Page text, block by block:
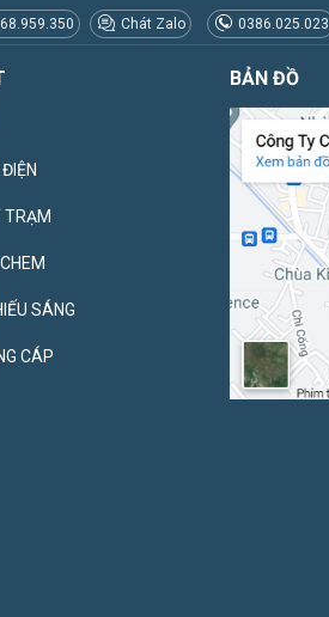
Chát Zalo 0386.025.023
TRẠM
SÁNG
CÁP
BẢN ĐỒ